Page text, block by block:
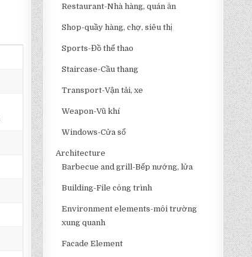
Restaurant-Nhà hàng, quán ăn
Shop-quầy hàng, chợ, siêu thị
Sports-Đồ thể thao
Staircase-Cầu thang
Transport-Vận tải, xe
Weapon-Vũ khí
Windows-Cửa sổ
Architecture
Barbecue and grill-Bếp nướng, lửa
Building-File công trình
Environment elements-môi trường
xung quanh
Facade Element